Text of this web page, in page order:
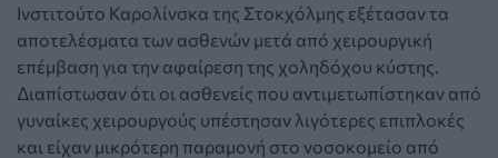
Ινστιτούτο Καρολίνσκα της Στοκχόλμης εξέτασαν τα
αποτελέσματα των ασθενών μετά από χειρουργική
επέμβαση για την αφαίρεση της χοληδόχου κύστης.
Διαπίστωσαν ότι οι ασθενείς που αντιμετωπίστηκαν από
γυναίκες χειρουργούς υπέστησαν λιγότερες επιπλοκές
και είχαν μικρότερη παραμονή στο νοσοκομείο από